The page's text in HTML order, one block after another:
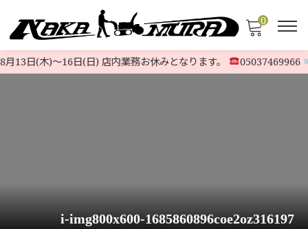
0
13日(木)〜16日(日) 店内業務お休みとなります。 05037469966
i-img800x600-1685860896coe2oz316197